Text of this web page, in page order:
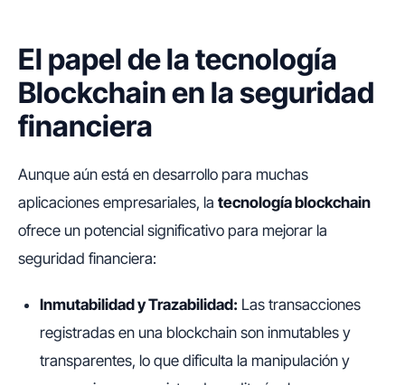
El papel de la tecnología
Blockchain en la seguridad
financiera
Aunque aún está en desarrollo para muchas
aplicaciones empresariales, la tecnología blockchain
ofrece un potencial significativo para mejorar la
seguridad financiera:
Inmutabilidad y Trazabilidad: Las transacciones
registradas en una blockchain son inmutables y
transparentes, lo que dificulta la manipulación y